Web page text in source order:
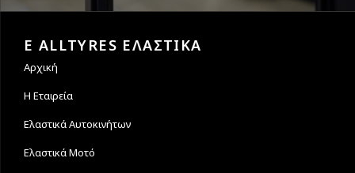
E ALLTYRES ΕΛΑΣΤΙΚΑ
Αρχική
Η Εταιρεία
Ελαστικά Αυτοκινήτων
Ελαστικά Μοτό